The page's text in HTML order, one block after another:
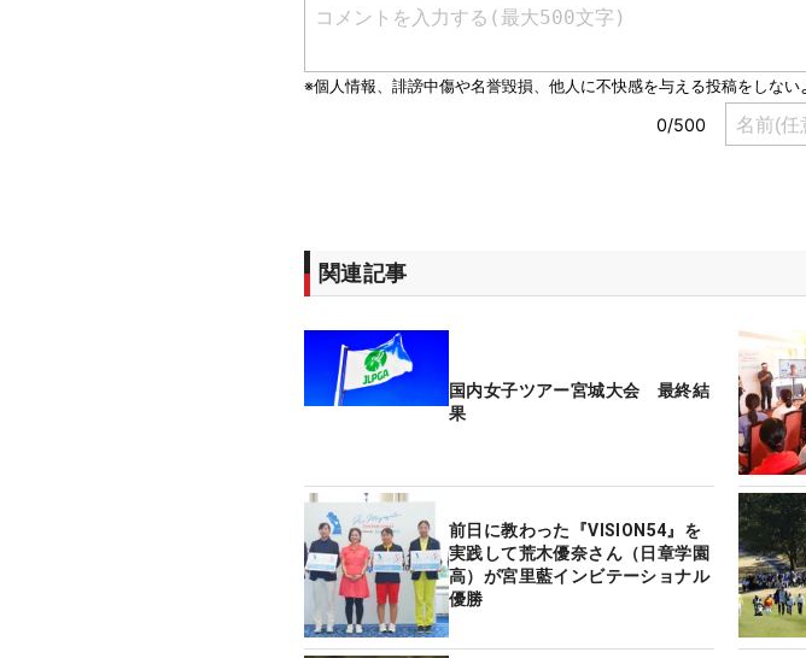
関連記事
国内女子ツアー宮城大会 最終結
果
前日に教わった『VISION54』を
実践して荒木優奈さん（日章学園
高）が宮里藍インビテーショナル
優勝